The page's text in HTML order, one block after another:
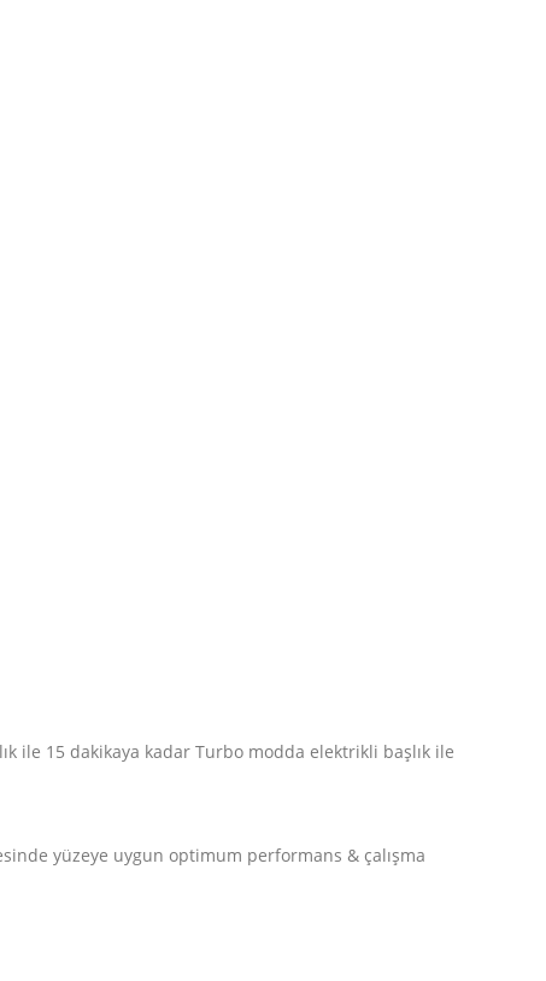
ile 15 dakikaya kadar Turbo modda elektrikli başlık ile
yüzeye uygun optimum performans & çalışma